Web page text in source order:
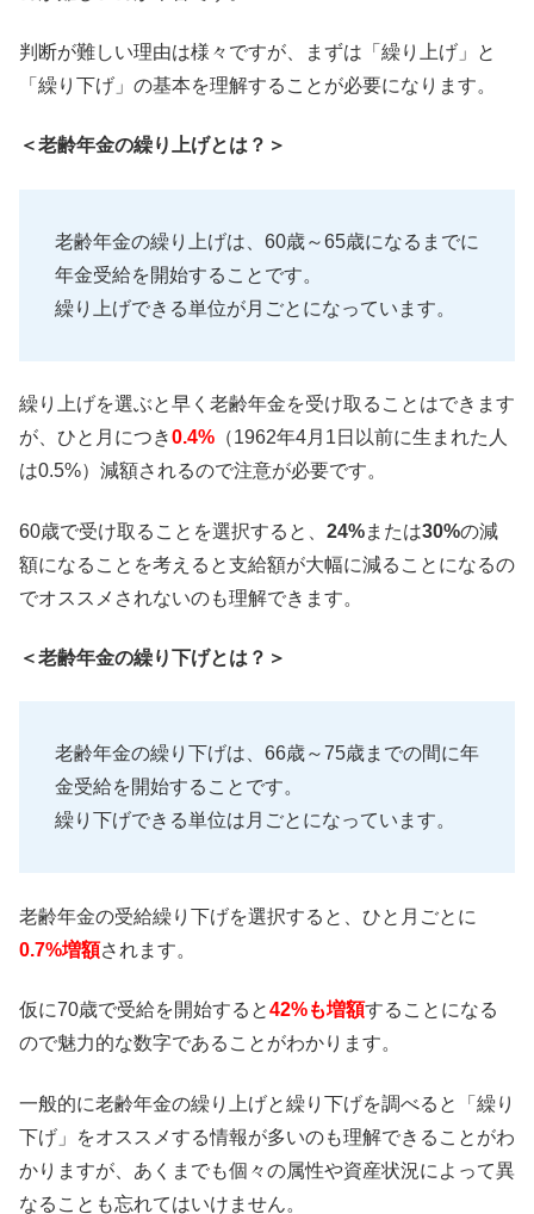
判断が難しい理由は様々ですが、まずは「繰り上げ」と
「繰り下げ」の基本を理解することが必要になります。
＜老齢年金の繰り上げとは？＞
老齢年金の繰り上げは、60歳～65歳になるまでに
年金受給を開始することです。
繰り上げできる単位が月ごとになっています。
繰り上げを選ぶと早く老齢年金を受け取ることはできます
が、ひと月につき0.4% （1962年4月1日以前に生まれた人
は0.5%）減額されるので注意が必要です。
60歳で受け取ることを選択すると、 24%または30%の減
額になることを考えると支給額が大幅に減ることになるの
でオススメされないのも理解できます。
＜老齢年金の繰り下げとは？＞
老齢年金の繰り下げは、66歳～75歳までの間に年
金受給を開始することです。
繰り下げできる単位は月ごとになっています。
老齢年金の受給繰り下げを選択すると、ひと月ごとに
0.7%増額されます。
仮に70歳で受給を開始すると42%も増額することになる
ので魅力的な数字であることがわかります。
一般的に老齢年金の繰り上げと繰り下げを調べると「繰り
下げ」をオススメする情報が多いのも理解できることがわ
かりますが、あくまでも個々の属性や資産状況によって異
なることも忘れてはいけません。